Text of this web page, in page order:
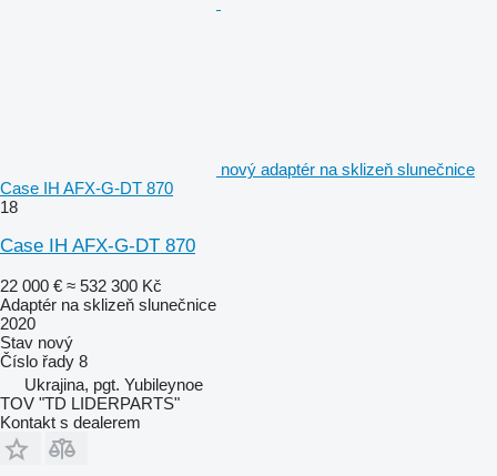
nový adaptér na sklizeň slunečnice
Case IH AFX-G-DT 870
18
Case IH AFX-G-DT 870
22 000 € ≈ 532 300 Kč
Adaptér na sklizeň slunečnice
2020
Stav nový
Číslo řady 8
Ukrajina, pgt. Yubileynoe
TOV "TD LIDERPARTS"
Kontakt s dealerem